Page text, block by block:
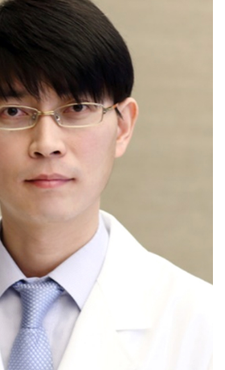
hysterectomy-
hysterectomy-malignant